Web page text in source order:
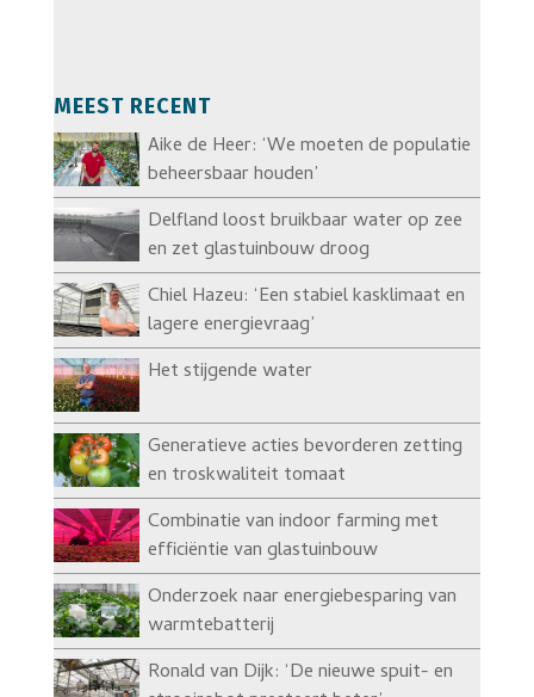
MEEST RECENT
Aike de Heer: ‘We moeten de populatie
beheersbaar houden’
Delfland loost bruikbaar water op zee
en zet glastuinbouw droog
Chiel Hazeu: ‘Een stabiel kasklimaat en
lagere energievraag’
Het stijgende water
Generatieve acties bevorderen zetting
en troskwaliteit tomaat
Combinatie van indoor farming met
efficiëntie van glastuinbouw
Onderzoek naar energiebesparing van
warmtebatterij
Ronald van Dijk: ‘De nieuwe spuit- en